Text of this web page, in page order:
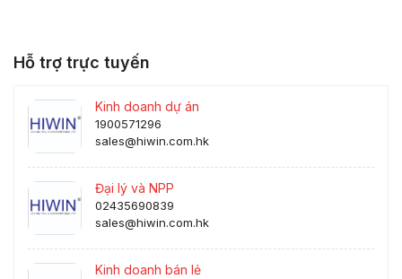
Hỗ trợ trực tuyến
Kinh doanh dự án
1900571296
sales@hiwin.com.hk
Đại lý và NPP
02435690839
sales@hiwin.com.hk
Kinh doanh bán lẻ